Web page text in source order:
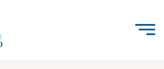
al contenido